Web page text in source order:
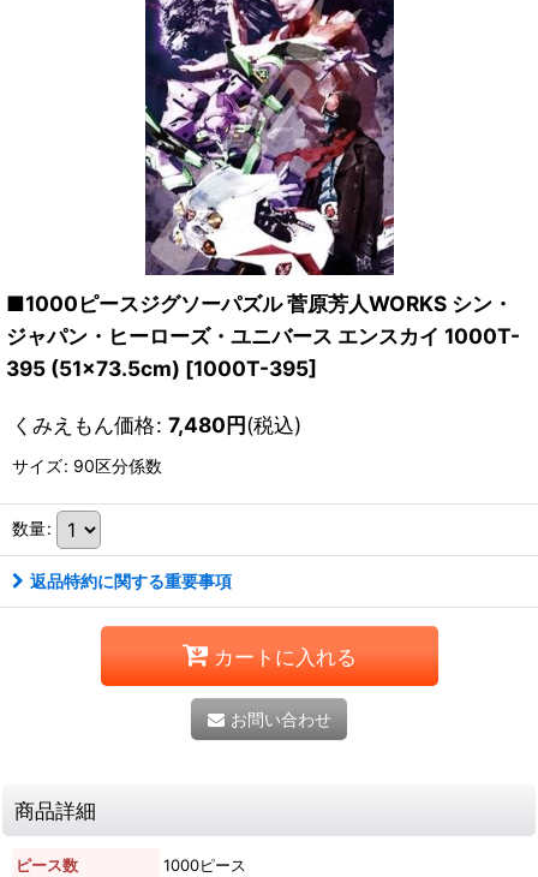
■1000ピースジグソーパズル 菅原芳人WORKS シン・
ジャパン・ヒーローズ・ユニバース エンスカイ 1000T-
395 (51×73.5cm) [1000T-395]
くみえもん価格: 7,480円(税込)
サイズ: 90区分係数
数量:
返品特約に関する重要事項
カートに入れる
お問い合わせ
商品詳細
ピース数 1000ピース